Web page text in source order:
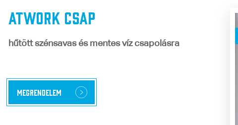
Atwork csap
hűtött szénsavas és mentes víz csapolásra
Megrendelem